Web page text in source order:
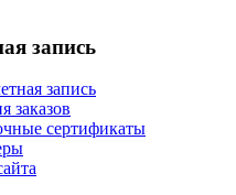
запись
запись
заказов
сертификаты